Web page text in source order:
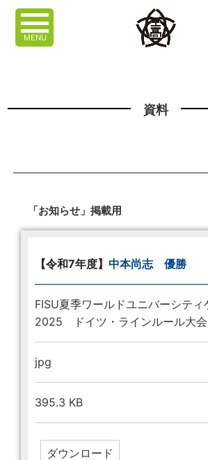
MENU
資料
「お知らせ」掲載用
【令和7年度】 中本尚志 優勝
FISU夏季ワールドユニバーシティ
2025 ドイツ・ラインルール大
jpg
395.3 KB